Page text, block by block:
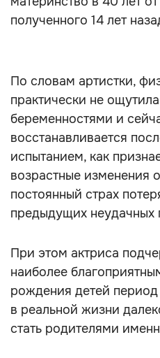
полученного 14 лет
По словам артистки,
практически не
беременностями и
восстанавливается
испытанием, как
возрастные изменения
постоянный страх
предыдущих неудачных
При этом актриса
наиболее
рождения детей период
в реальной жизни
стать родителями